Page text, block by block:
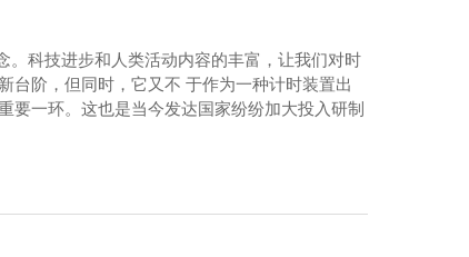
科技进步和人类活动内容的丰富，让我们对时
台阶，但同时，它又不 于作为一种计时装置出
要一环。这也是当今发达国家纷纷加大投入研制